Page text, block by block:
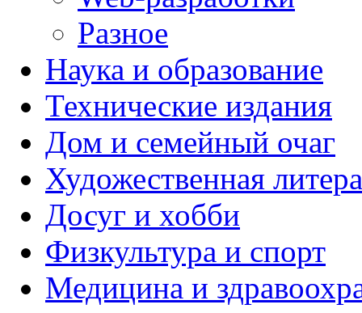
Разное
Наука и образование
Технические издания
Дом и семейный очаг
Художественная
Досуг и хобби
Физкультура и спорт
Медицина и